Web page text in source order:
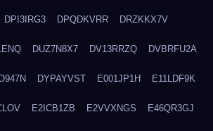
DPI3IRG3 DPQDKVRR DRZKKX7V
DUZ7N8X7 DV13RRZQ DVBRFU2A
DYPAYVST E001JP1H E11LDF9K
E2ICB1ZB E2VVXNGS E46QR3GJ